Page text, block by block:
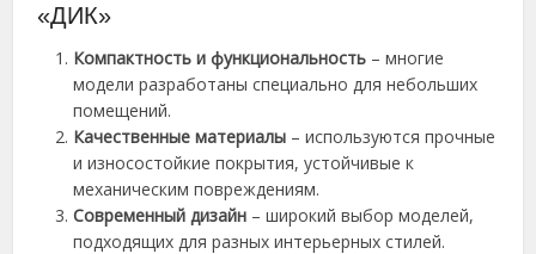
«ДИК»
Компактность и функциональность – многие
модели разработаны специально для небольших
помещений.
Качественные материалы – используются прочные
и износостойкие покрытия, устойчивые к
механическим повреждениям.
Современный дизайн – широкий выбор моделей,
подходящих для разных интерьерных стилей.